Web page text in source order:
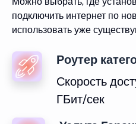
подключить интернет по
использовать уже
Роутер
Скорость
ГБит/сек